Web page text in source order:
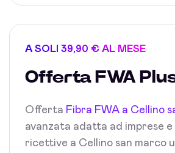
A SOLI 39,90 € AL MESE
Offerta FWA
Offerta Fibra FWA a Cellino
avanzata adatta ad imprese
ricettive a Cellino san marco